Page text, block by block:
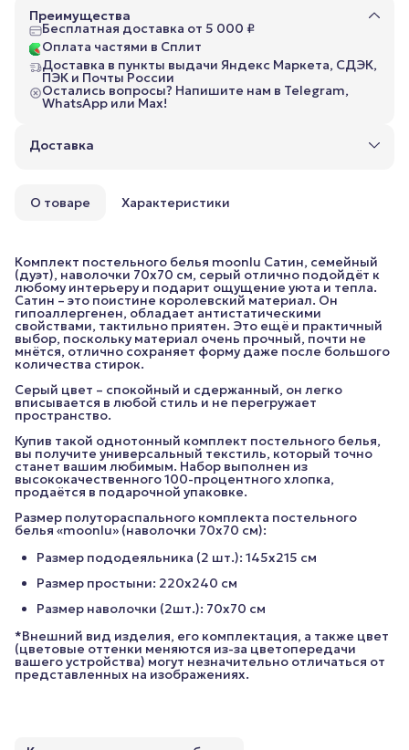
Преимущества
Бесплатная доставка от 5 000 ₽
Оплата частями в Сплит
Доставка в пункты выдачи Яндекс Маркета, СДЭК,
ПЭК и Почты России
Остались вопросы? Напишите нам в Telegram,
WhatsApp или Max!
Доставка
О товаре Характеристики
Комплект постельного белья moonlu Сатин, семейный
(дуэт), наволочки 70x70 см, серый отлично подойдёт к
любому интерьеру и подарит ощущение уюта и тепла.
Сатин – это поистине королевский материал. Он
гипоаллергенен, обладает антистатическими
свойствами, тактильно приятен. Это ещё и практичный
выбор, поскольку материал очень прочный, почти не
мнётся, отлично сохраняет форму даже после большого
количества стирок.
Серый цвет – спокойный и сдержанный, он легко
вписывается в любой стиль и не перегружает
пространство.
Купив такой однотонный комплект постельного белья,
вы получите универсальный текстиль, который точно
станет вашим любимым. Набор выполнен из
высококачественного 100-процентного хлопка,
продаётся в подарочной упаковке.
Размер полутораспального комплекта постельного
белья «moonlu» (наволочки 70x70 см):
Размер пододеяльника (2 шт.): 145х215 см
Размер простыни: 220х240 см
Размер наволочки (2шт.): 70х70 см
*Внешний вид изделия, его комплектация, а также цвет
(цветовые оттенки меняются из-за цветопередачи
вашего устройства) могут незначительно отличаться от
представленных на изображениях.